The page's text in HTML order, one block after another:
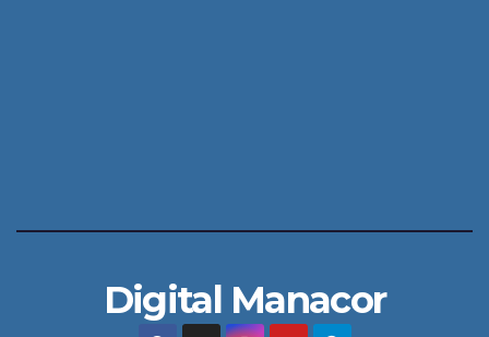
Digital Manacor